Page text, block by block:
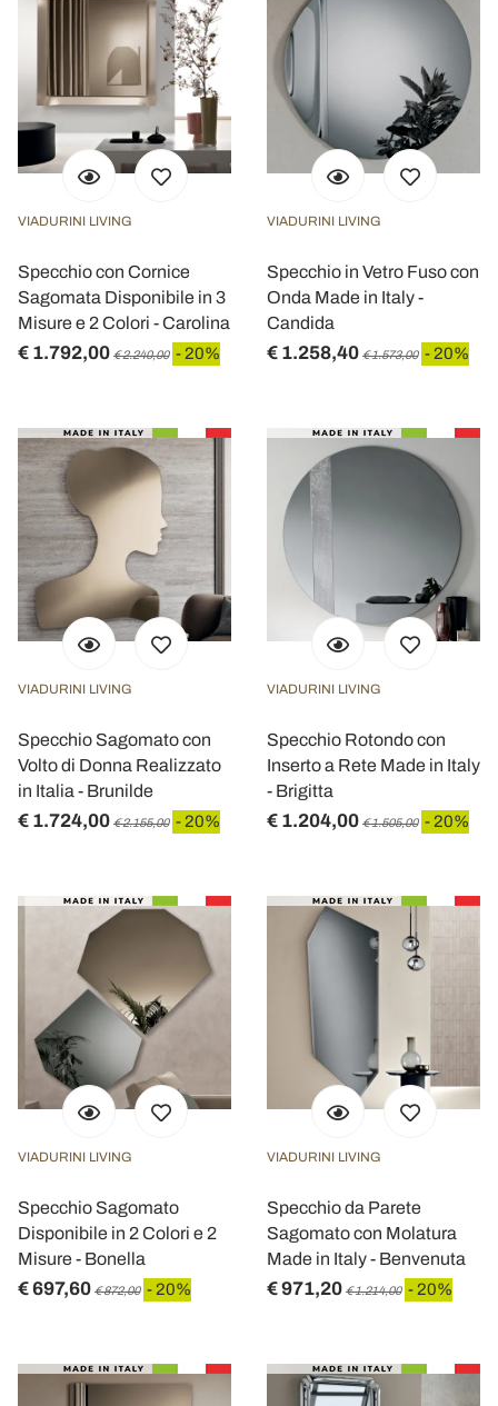
VIADURINI LIVING
Specchio con Cornice
Sagomata Disponibile in 3
Misure e 2 Colori - Carolina
€ 1.792,00 € 2.240,00 - 20%
VIADURINI LIVING
Specchio in Vetro Fuso con
Onda Made in Italy -
Candida
€ 1.258,40 € 1.573,00 - 20%
VIADURINI LIVING
Specchio Sagomato con
Volto di Donna Realizzato
in Italia - Brunilde
€ 1.724,00 € 2.155,00 - 20%
VIADURINI LIVING
Specchio Rotondo con
Inserto a Rete Made in Italy
- Brigitta
€ 1.204,00 € 1.505,00 - 20%
VIADURINI LIVING
Specchio Sagomato
Disponibile in 2 Colori e 2
Misure - Bonella
€ 697,60 € 872,00 - 20%
VIADURINI LIVING
Specchio da Parete
Sagomato con Molatura
Made in Italy - Benvenuta
€ 971,20 € 1.214,00 - 20%